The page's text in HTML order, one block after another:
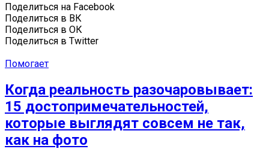
Поделиться на Facebook
Поделиться в ВК
Поделиться в ОК
Поделиться в Twitter
Помогает
Когда реальность разочаровывает:
15 достопримечательностей,
которые выглядят совсем не так,
как на фото